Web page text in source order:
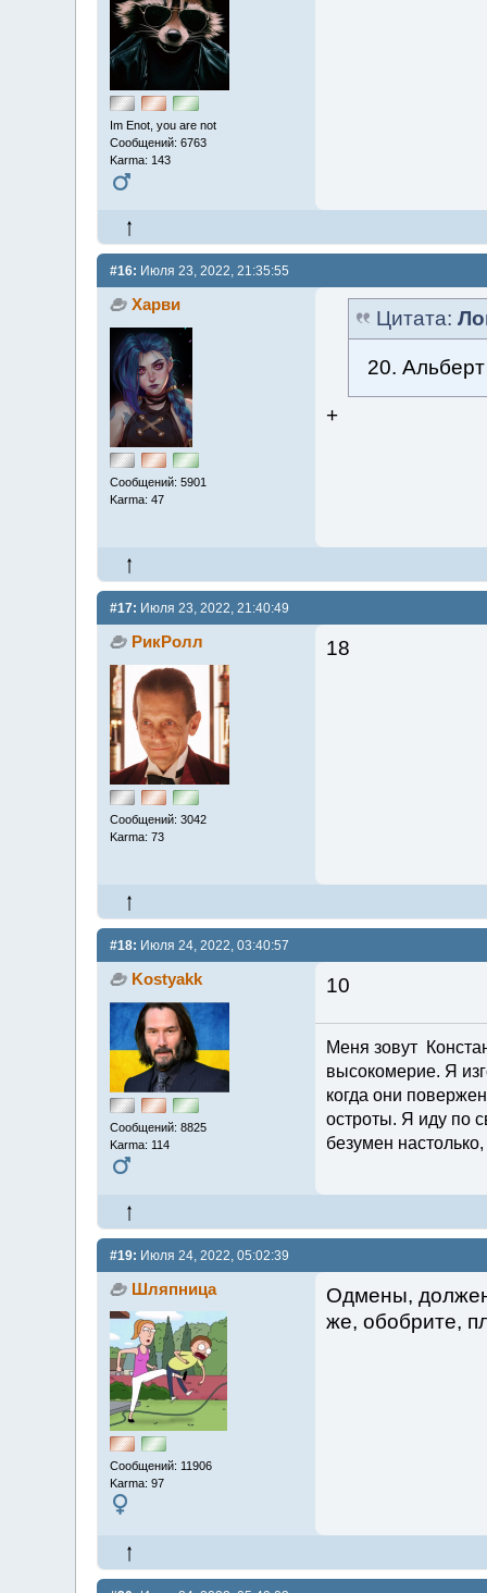
Im Enot, you are not
Сообщений: 6763
Karma: 143
#16: Июля 23, 2022, 21:35:55
Харви
Сообщений: 5901
Karma: 47
Цитата:
20.
+
#17: Июля 23, 2022, 21:40:49
РикРолл
Сообщений: 3042
Karma: 73
18
#18: Июля 24, 2022, 03:40:57
Kostyakk
Сообщений: 8825
Karma: 114
10
Меня зовут
высокомерие. Я
когда они
остроты. Я иду по
безумен
#19: Июля 24, 2022, 05:02:39
Шляпница
Сообщений: 11906
Karma: 97
Одмены, должен
же, обобрите,